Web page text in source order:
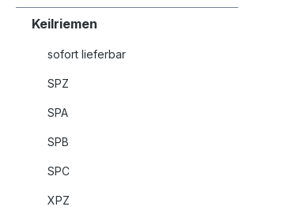
Keilriemen
sofort lieferbar
SPZ
SPA
SPB
SPC
XPZ